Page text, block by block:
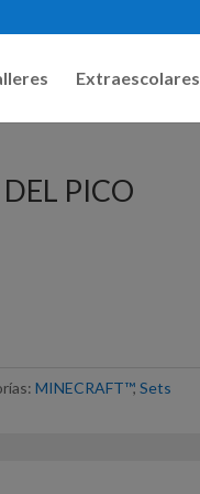
Extraescolares
PICO
MINECRAFT™, Sets